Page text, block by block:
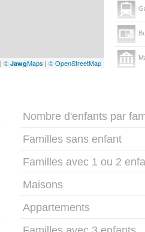
|©JawgMaps |© OpenStreetMap
Nombre d'enfants par
Familles sans enfant
Familles avec 1 ou 2
Maisons
Appartements